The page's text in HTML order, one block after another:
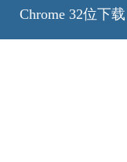
Chrome 32位下载